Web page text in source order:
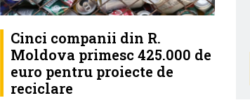
Cinci companii din R.
Moldova primesc 425.000 de
euro pentru proiecte de
reciclare